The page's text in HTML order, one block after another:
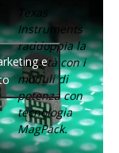
Texas
Instruments
raddoppia la
densità con i
moduli di
potenza con
tecnologia
MagPack.
e